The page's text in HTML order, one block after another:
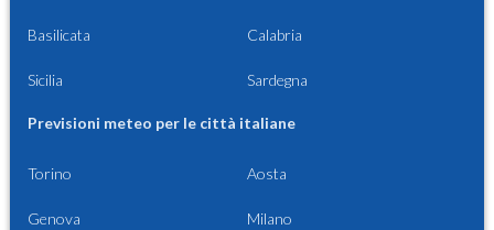
Basilicata Calabria
Sicilia Sardegna
Previsioni meteo per le città italiane
Torino Aosta
Genova Milano